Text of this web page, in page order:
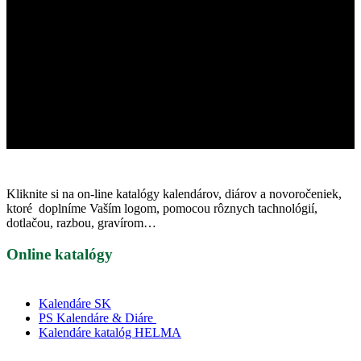
Kliknite si na on-line katalógy kalendárov, diárov a novoročeniek,
ktoré doplníme Vaším logom, pomocou rôznych tachnológií,
dotlačou, razbou, gravírom…
Online katalógy
Kalendáre SK
PS Kalendáre & Diáre
Kalendáre katalóg HELMA